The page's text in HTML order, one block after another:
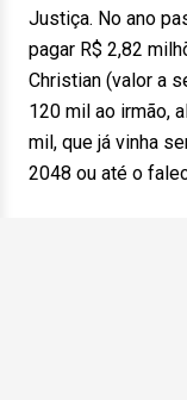
Justiça. No ano
pagar R$ 2,82
Christian (valor a
120 mil ao irmão,
mil, que já vinha
2048 ou até o